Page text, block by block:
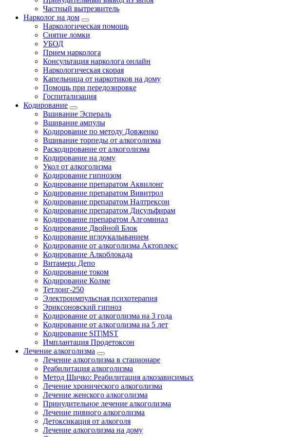
Частный вытрезвитель
Нарколог на дом
Наркологическая помощь
Снятие ломки
УБОД
Прием нарколога
Консультация нарколога онлайн
Наркологическая скорая
Капельница от наркотиков на дому
Помощь при передозировке
Госпитализация
Кодирование
Вшивание Эспераль
Вшивание ампулы
Кодирование по методу Довженко
Вшивание торпеды от алкоголизма
Раскодирование от алкоголизма
Кодирование на дому
Укол от алкоголизма
Кодирование гипнозом
Кодирование препаратом Аквилонг
Кодирование препаратом Вивитрол
Кодирование препаратом Налтрексон
Кодирование препаратом Дисульфирам
Кодирование препаратом Алгоминал
Кодирование Двойной Блок
Кодирование иглоукалыванием
Кодирование от алкоголизма Актоплекс
Кодирование Алкоблокада
Витамерц Депо
Кодирование током
Кодирование Колме
Тетлонг-250
Электроимпульсная психотерапия
Эриксоновский гипноз
Кодирование от алкоголизма на 3 года
Кодирование от алкоголизма на 5 лет
Кодирование SIT|MST
Имплантация Продетоксон
Лечение алкоголизма
Лечение алкоголизма в стационаре
Реабилитация алкоголизма
Метод Шичко: Реабилитация алкозависимых
Лечение хронического алкоголизма
Лечение женского алкоголизма
Принудительное лечение алкоголизма
Лечение пивного алкоголизма
Детоксикация от алкоголя
Лечение алкоголизма на дому